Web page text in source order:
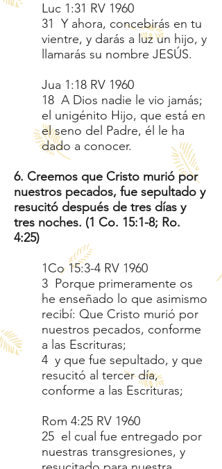
Luc 1:31 RV 1960
31 Y ahora, concebirás en tu
vientre, y darás a luz un hijo, y
llamarás su nombre JESÚS.
Jua 1:18 RV 1960
18 A Dios nadie le vio jamás;
el unigénito Hijo, que está en
el seno del Padre, él le ha
dado a conocer.
6. Creemos que Cristo murió por
nuestros pecados, fue sepultado y
resucitó después de tres días y
tres noches. (1 Co. 15:1-8; Ro.
4:25)
1Co 15:3-4 RV 1960
3 Porque primeramente os
he enseñado lo que asimismo
recibí: Que Cristo murió por
nuestros pecados, conforme
a las Escrituras;
4 y que fue sepultado, y que
resucitó al tercer día,
conforme a las Escrituras;
Rom 4:25 RV 1960
25 el cual fue entregado por
nuestras transgresiones, y